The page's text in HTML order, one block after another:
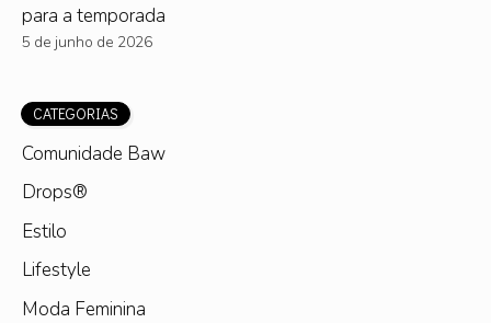
para a temporada
5 de junho de 2026
CATEGORIAS
Comunidade Baw
Drops®
Estilo
Lifestyle
Moda Feminina